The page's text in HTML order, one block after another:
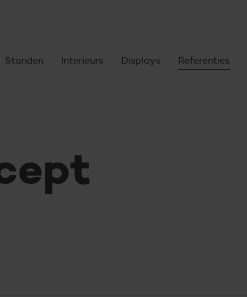
Standen Interieurs Displays Referenties